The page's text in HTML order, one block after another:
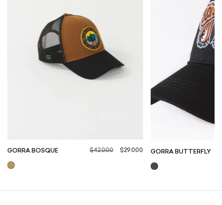
GORRA BOSQUE $42.000 $29.000 GORRA BUTTERFLY